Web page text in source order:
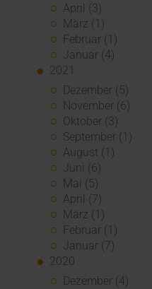
April (3)
März (1)
Februar (1)
Januar (4)
2021
Dezember (5)
November (6)
Oktober (3)
September (1)
August (1)
Juni (6)
Mai (5)
April (7)
März (1)
Februar (1)
Januar (7)
2020
Dezember (4)